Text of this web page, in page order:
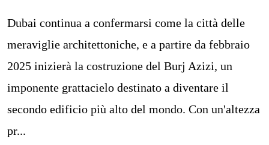
Dubai continua a confermarsi come la città delle
meraviglie architettoniche, e a partire da febbraio
2025 inizierà la costruzione del Burj Azizi, un
imponente grattacielo destinato a diventare il
secondo edificio più alto del mondo. Con un'altezza
pr...